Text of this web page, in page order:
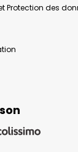
Protection des